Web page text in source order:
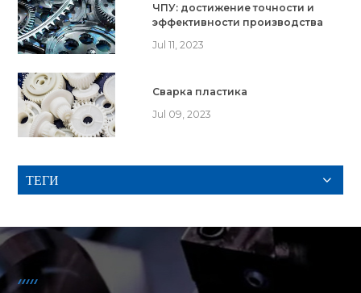
ЧПУ: достижение точности и
эффективности производства
Jul 11, 2023
Сварка пластика
Jul 09, 2023
ТЕГИ